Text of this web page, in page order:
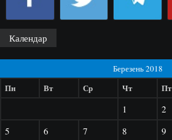
Календар
Березень 2018
Пн Вт Ср Чт Пт
1 2
5
6 7 8 9